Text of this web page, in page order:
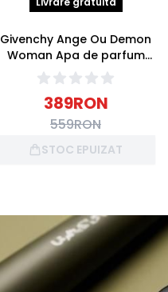
Givenchy Ange Ou Demon
Woman Apa de parfum
50ml
389RON
559RON
STOC EPUIZAT